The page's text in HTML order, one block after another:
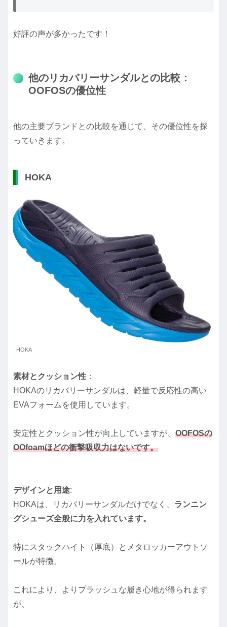
好評の声が多かったです！
他のリカバリーサンダルとの比較：
OOFOSの優位性
他の主要ブランドとの比較を通じて、その優位性を探
っていきます。
HOKA
HOKA
素材とクッション性 ：
HOKAのリカバリーサンダルは、軽量で反応性の高い
EVAフォームを使用しています。
安定性とクッション性が向上していますが、 OOFOSの
OOfoamほどの衝撃吸収力はないです。
デザインと用途:
HOKAは、リカバリーサンダルだけでなく、 ランニン
グシューズ全般に力を入れています。
特にスタックハイト（厚底）とメタロッカーアウトソ
ールが特徴。
これにより、よりプラッシュな履き心地が得られます
が、